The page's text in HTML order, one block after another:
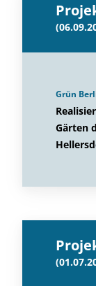
Grün
Gärten